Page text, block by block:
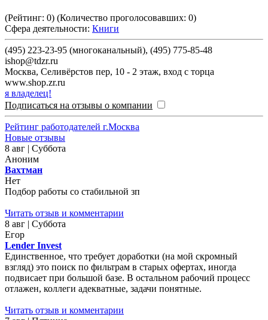
(Рейтинг: 0) (Количество проголосовавших: 0)
Сфера деятельности: Книги
(495) 223-23-95 (многоканальный), (495) 775-85-48
ishop@tdzr.ru
Москва, Селивёрстов пер, 10 - 2 этаж, вход с торца
www.shop.zr.ru
я владелец!
Подписаться на отзывы о компании
Рейтинг работодателей г.Москва
Новые отзывы
8 авг | Суббота
Аноним
Вахтман
Нет
Подбор работы со стабильной зп
Читать отзыв и комментарии
8 авг | Суббота
Егор
Lender Invest
Единственное, что требует доработки (на мой скромный
взгляд) это поиск по фильтрам в старых офертах, иногда
подвисает при большой базе. В остальном рабочий процесс
отлажен, коллеги адекватные, задачи понятные.
Читать отзыв и комментарии